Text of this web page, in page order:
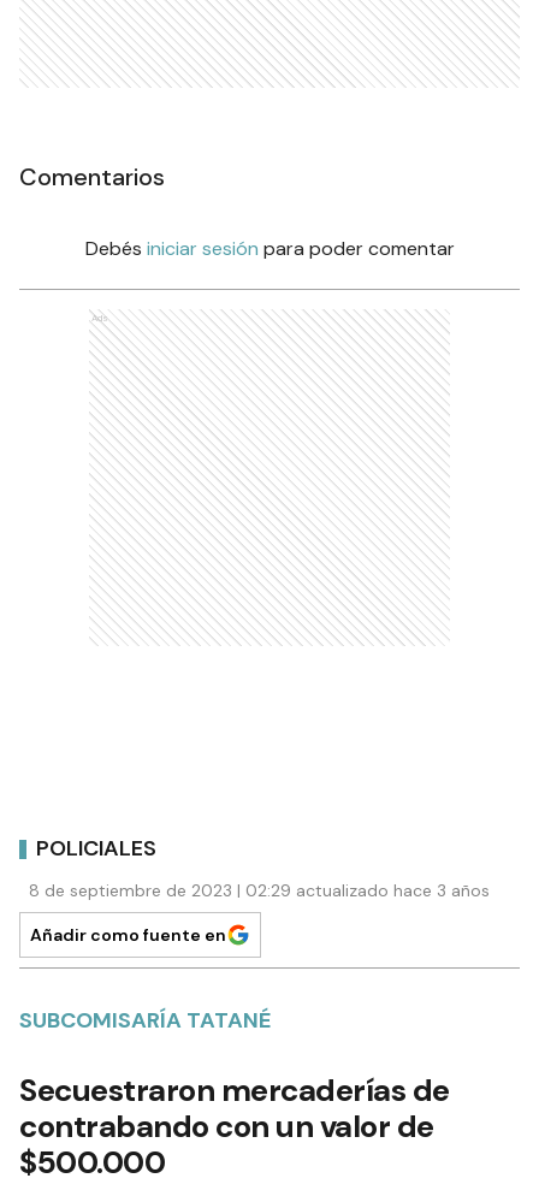
Comentarios
Debés iniciar sesión para poder comentar
Ads
POLICIALES
8 de septiembre de 2023 | 02:29 actualizado hace 3 años
Añadir como fuente en
SUBCOMISARÍA TATANÉ
Secuestraron mercaderías de
contrabando con un valor de
$500.000